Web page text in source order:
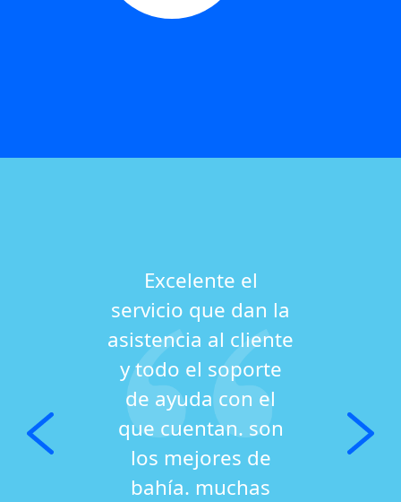
Excelente el
servicio que dan la
asistencia al cliente
y todo el soporte
de ayuda con el
que cuentan. son
los mejores de
bahía. muchas